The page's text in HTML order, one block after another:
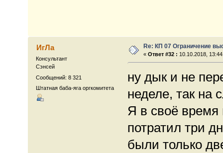
ИгЛа
Консультант
Сэнсей
Сообщений: 8 321
Штатная баба-яга оргкомитета
Re: КП 07 Ограничение
«Ответ #32 : 10.10.2018,
ну дык и не
неделе, так на
Я в своё время
потратил три
были только